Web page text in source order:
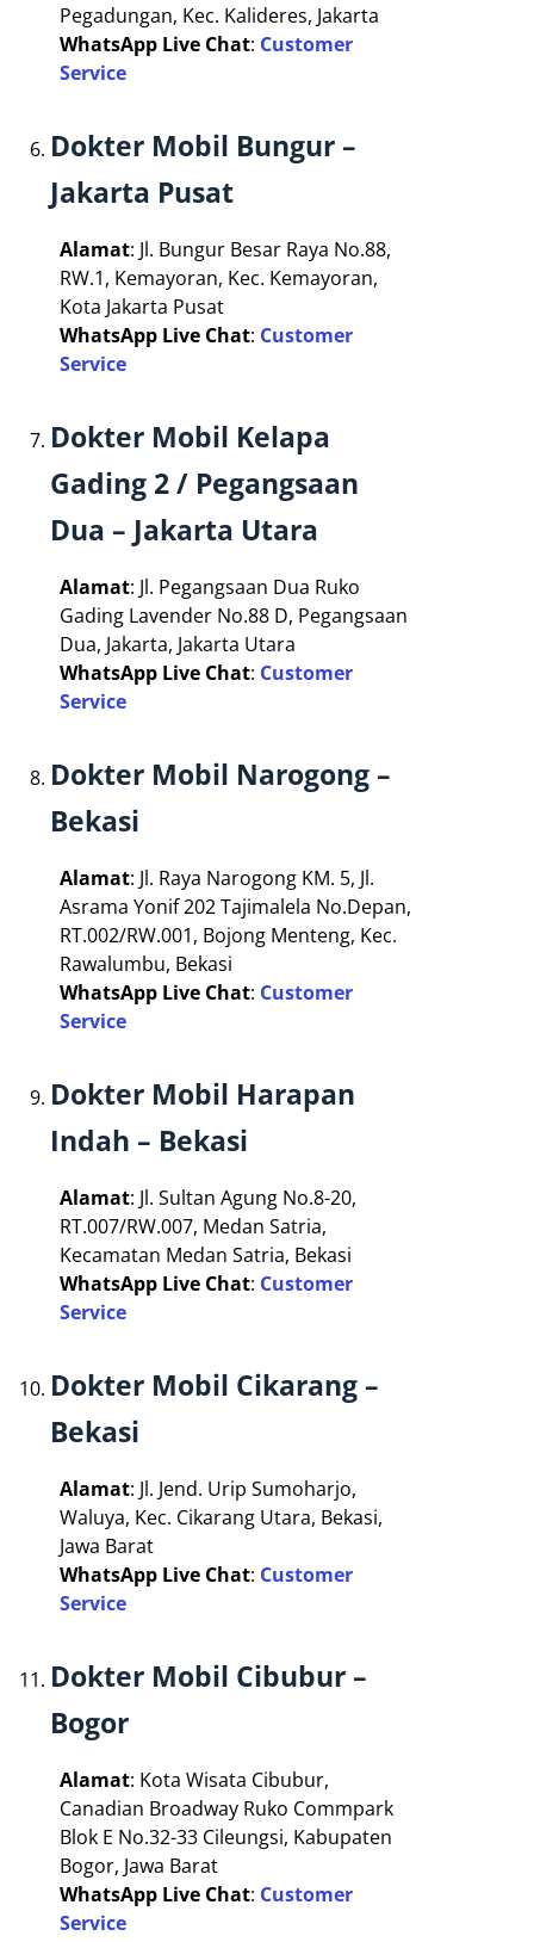
Pegadungan, Kec. Kalideres, Jakarta
WhatsApp Live Chat: Customer
Service
Dokter Mobil Bungur –
Jakarta Pusat
Alamat: Jl. Bungur Besar Raya No.88,
RW.1, Kemayoran, Kec. Kemayoran,
Kota Jakarta Pusat
WhatsApp Live Chat: Customer
Service
Dokter Mobil Kelapa
Gading 2 / Pegangsaan
Dua – Jakarta Utara
Alamat: Jl. Pegangsaan Dua Ruko
Gading Lavender No.88 D, Pegangsaan
Dua, Jakarta, Jakarta Utara
WhatsApp Live Chat: Customer
Service
Dokter Mobil Narogong –
Bekasi
Alamat: Jl. Raya Narogong KM. 5, Jl.
Asrama Yonif 202 Tajimalela No.Depan,
RT.002/RW.001, Bojong Menteng, Kec.
Rawalumbu, Bekasi
WhatsApp Live Chat: Customer
Service
Dokter Mobil Harapan
Indah – Bekasi
Alamat: Jl. Sultan Agung No.8-20,
RT.007/RW.007, Medan Satria,
Kecamatan Medan Satria, Bekasi
WhatsApp Live Chat: Customer
Service
Dokter Mobil Cikarang –
Bekasi
Alamat: Jl. Jend. Urip Sumoharjo,
Waluya, Kec. Cikarang Utara, Bekasi,
Jawa Barat
WhatsApp Live Chat: Customer
Service
Dokter Mobil Cibubur –
Bogor
Alamat: Kota Wisata Cibubur,
Canadian Broadway Ruko Commpark
Blok E No.32-33 Cileungsi, Kabupaten
Bogor, Jawa Barat
WhatsApp Live Chat: Customer
Service